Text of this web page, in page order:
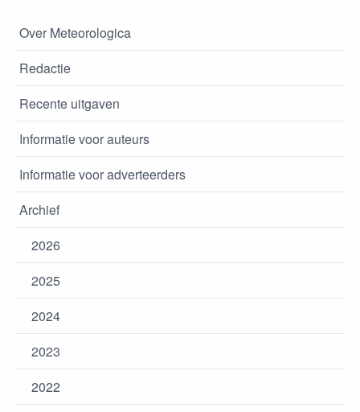
Over Meteorologica
Redactie
Recente uitgaven
Informatie voor auteurs
Informatie voor adverteerders
Archief
2026
2025
2024
2023
2022